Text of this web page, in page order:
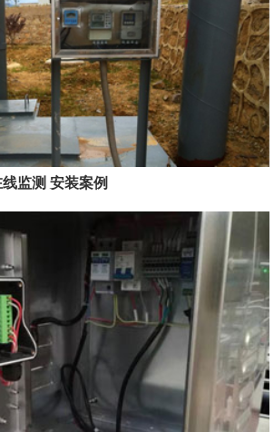
监测 安装案例